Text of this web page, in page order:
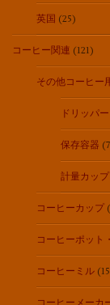
英国 (25)
コーヒー関連 (121)
その他コーヒー
ドリッパー
保存容器
計量カッ
コーヒーカップ
コーヒーポット
コーヒーミル